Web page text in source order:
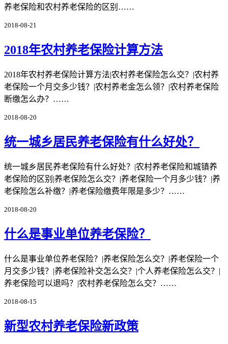
养老保险和农村养老保险的区别……
2018-08-21
2018年农村养老保险计算方法
2018年农村养老保险计算方法|农村养老保险怎么交？|农村养
老保险一个月交多少钱？|农村养老金怎么领？|农村养老保险
断缴怎么办？……
2018-08-20
统一城乡居民养老保险有什么好处？
统一城乡居民养老保险有什么好处？|农村养老保险和城镇养
老保险的区别|养老保险怎么交？|养老保险一个月多少钱？|养
老保险怎么补缴？|养老保险缴费年限是多少？……
2018-08-20
什么是事业单位养老保险？
什么是事业单位养老保险？|养老保险怎么交？|养老保险一个
月交多少钱？|养老保险补交怎么交？|个人养老保险怎么交？|
养老保险可以退吗？|农村养老保险怎么交？……
2018-08-15
新型农村养老保险新政策